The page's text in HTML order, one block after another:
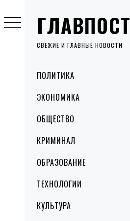
ГЛАВПОСТ
СВЕЖИЕ И ГЛАВНЫЕ НОВОСТИ
MenuПОЛИТИКА
ЭКОНОМИКА
ОБЩЕСТВО
КРИМИНАЛ
ОБРАЗОВАНИЕ
ТЕХНОЛОГИИ
КУЛЬТУРА
to
content